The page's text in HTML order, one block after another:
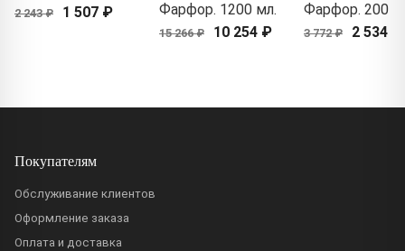
2 243 ₽ 1 507 ₽
Фарфор. 1200 мл.
15 266 ₽ 10 254 ₽
Фарфор. 200
3 772 ₽ 2 534 ₽
Покупателям
Обслуживание клиентов
Оформление заказа
Оплата и доставка